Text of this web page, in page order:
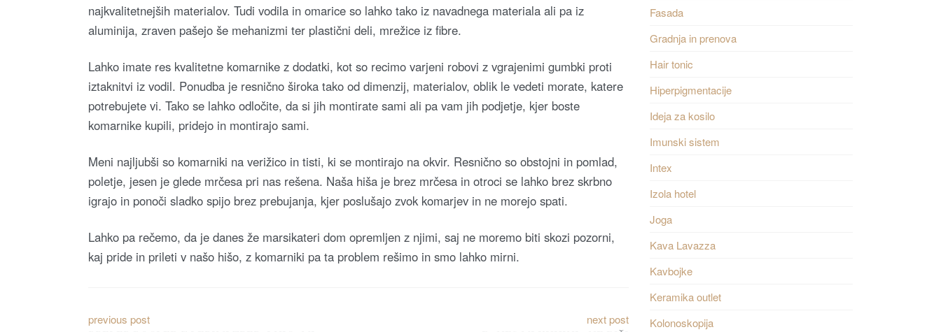
najkvalitetnejših materialov. Tudi vodila in omarice so lahko tako iz navadnega materiala ali pa iz
aluminija, zraven pašejo še mehanizmi ter plastični deli, mrežice iz fibre.
Lahko imate res kvalitetne komarnike z dodatki, kot so recimo varjeni robovi z vgrajenimi gumbki proti
iztaknitvi iz vodil. Ponudba je resnično široka tako od dimenzij, materialov, oblik le vedeti morate, katere
potrebujete vi. Tako se lahko odločite, da si jih montirate sami ali pa vam jih podjetje, kjer boste
komarnike kupili, pridejo in montirajo sami.
Meni najljubši so komarniki na verižico in tisti, ki se montirajo na okvir. Resnično so obstojni in pomlad,
poletje, jesen je glede mrčesa pri nas rešena. Naša hiša je brez mrčesa in otroci se lahko brez skrbno
igrajo in ponoči sladko spijo brez prebujanja, kjer poslušajo zvok komarjev in ne morejo spati.
Lahko pa rečemo, da je danes že marsikateri dom opremljen z njimi, saj ne moremo biti skozi pozorni,
kaj pride in prileti v našo hišo, z komarniki pa ta problem rešimo in smo lahko mirni.
N
previous post
next post
Fasada
Gradnja in prenova
Hair tonic
Hiperpigmentacije
Ideja za kosilo
Imunski sistem
Intex
Izola hotel
Joga
Kava Lavazza
Kavbojke
Keramika outlet
Kolonoskopija